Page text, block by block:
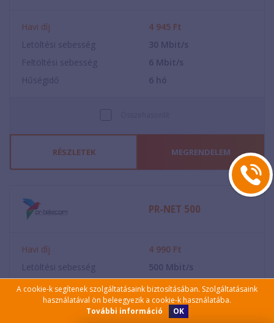
Havi díj 4 945 Ft
Letöltési sebesség
30 Mbit/s
Feltöltési sebesség
6 Mbit/s
Hűségidő
6 hó
RÉSZLETEK MEGRENDELEM
PR-NET 500
Havi díj 4 990 Ft
Letöltési sebesség
500 Mbit/s
Feltöltési sebesség
20Mbit/s
Hűségidő
12hó
A cookie-k segítenek szolgáltatásaink biztosításában. Szolgáltatásaink
használatával ön beleegyezik a cookie-k használatába.
További információ
OK